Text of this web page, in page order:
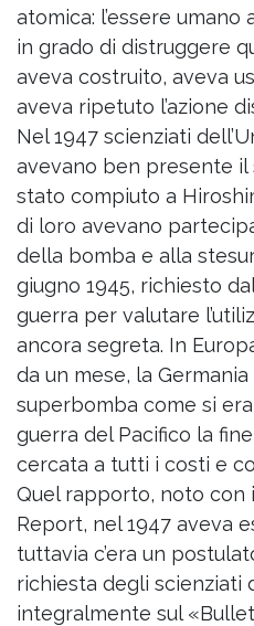
atomica: l’essere
in grado di distruggere
aveva costruito, aveva
aveva ripetuto l’azione
Nel 1947 scienziati
avevano ben presente il
stato compiuto a
di loro avevano
della bomba e alla
giugno 1945, richiesto
guerra per valutare
ancora segreta. In
da un mese, la
superbomba come si
guerra del Pacifico la
cercata a tutti i costi e
Quel rapporto, noto con
Report, nel 1947 aveva
tuttavia c’era un
richiesta degli scienziati
integralmente sul